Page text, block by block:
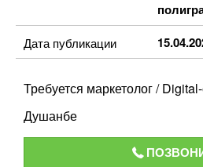
Дата публикации
Требуется маркетолог /
Душанбе